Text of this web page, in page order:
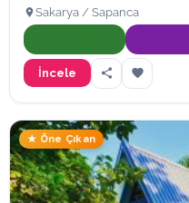
Sakarya / Sapanca
İncele
★ Öne Çıkan